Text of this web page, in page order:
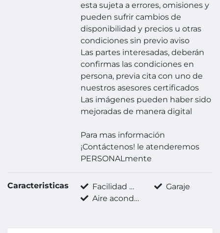
esta sujeta a errores, omisiones y
pueden sufrir cambios de
disponibilidad y precios u otras
condiciones sin previo aviso
Las partes interesadas, deberán
confirmas las condiciones en
persona, previa cita con uno de
nuestros asesores certificados
Las imágenes pueden haber sido
mejoradas de manera digital
Para mas información
¡Contáctenos! le atenderemos
PERSONALmente
Caracteristicas Facilidad para estacionarse
Garaje
Aire acondicionado